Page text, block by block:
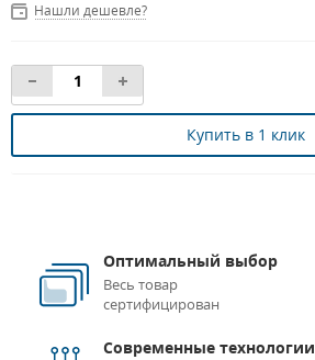
Нашли дешевле?
Купить в 1 клик
Оптимальный выбор
Весь товар
сертифицирован
Современные технологии